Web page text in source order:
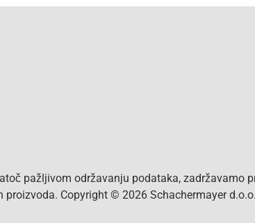
pažljivom održavanju podataka,
Copyright © 2026 Schachermayer